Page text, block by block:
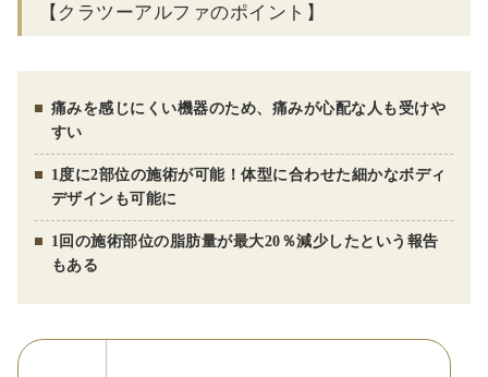
【クラツーアルファのポイント】
痛みを感じにくい機器のため、痛みが心配な人も受けや
すい
1度に2部位の施術が可能！体型に合わせた細かなボディ
デザインも可能に
1回の施術部位の脂肪量が最大20％減少したという報告
もある